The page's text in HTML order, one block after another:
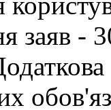
заяв -